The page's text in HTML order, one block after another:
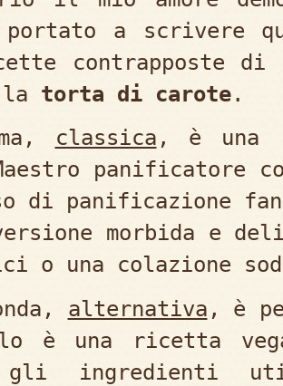
portato a scrivere
contrapposte di
la torta di carote.
classica , è una
panificatore
di panificazione
morbida e
o una colazione
alternativa , è
è una ricetta
ingredienti